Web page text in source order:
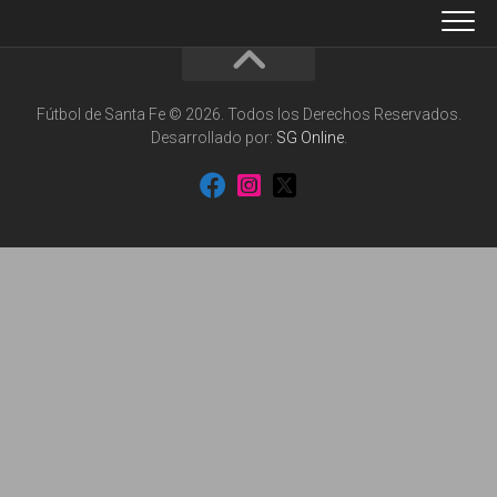
Fútbol de Santa Fe © 2026. Todos los Derechos Reservados.
Desarrollado por: SG Online.